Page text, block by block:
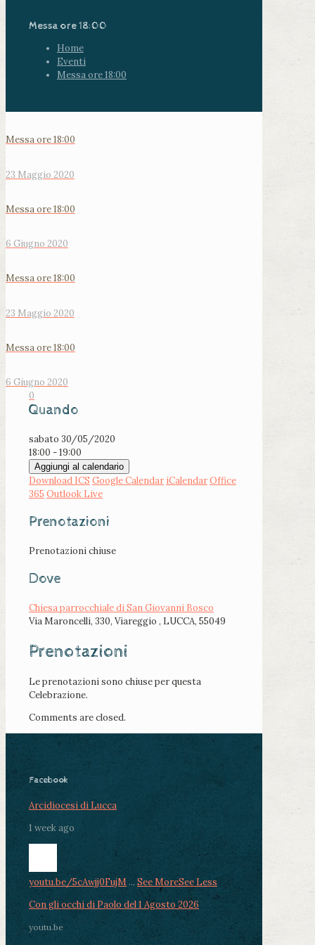
Messa ore 18:00
Home
Eventi
Messa ore 18:00
Messa ore 18:00
23 Maggio 2020
Messa ore 18:00
6 Giugno 2020
Messa ore 18:00
23 Maggio 2020
Messa ore 18:00
6 Giugno 2020
0
Quando
sabato 30/05/2020
18:00 - 19:00
Aggiungi al calendario
Download ICS Google Calendar iCalendarOffice
365 Outlook Live
Prenotazioni
Prenotazioni chiuse
Dove
Chiesa parrocchiale di San Giovanni Bosco
Via Maroncelli, 330, Viareggio , LUCCA, 55049
Prenotazioni
Le prenotazioni sono chiuse per questa
Celebrazione.
Comments are closed.
Facebook
Arcidiocesi di Lucca
1 week ago
youtu.be/5cAwjj0FujM ... See MoreSee Less
Con gli occhi di Paolo del 1 Agosto 2026
youtu.be